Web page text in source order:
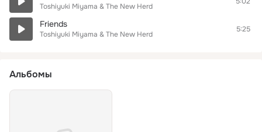
Toshiyuki Miyama & The New Herd
Friends
Toshiyuki Miyama & The New Herd
5:25
Альбомы